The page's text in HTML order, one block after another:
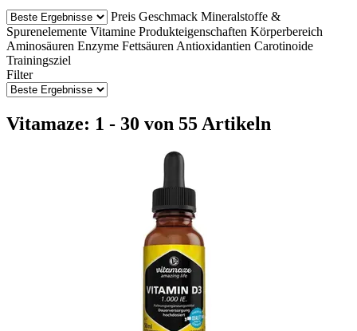
Preis Geschmack Mineralstoffe &
Spurenelemente Vitamine Produkteigenschaften Körperbereich
Aminosäuren Enzyme Fettsäuren Antioxidantien Carotinoide
Trainingsziel
Filter
Vitamaze: 1 - 30 von 55 Artikeln